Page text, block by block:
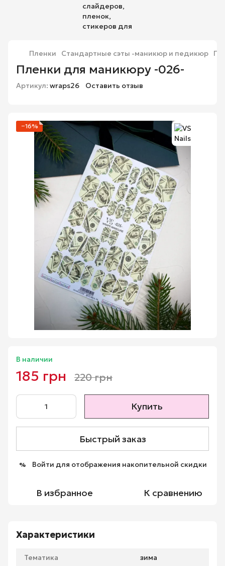
Пленки Стандартные сэты -маникюр и педикюр
Пленки для маникюру -026-
Артикул: wraps26 Оставить отзыв
−16%
В наличии
185 грн 220 грн
Купить
Быстрый заказ
% Войти для отображения накопительной скидки
В избранное К сравнению
Характеристики
Тематика зима